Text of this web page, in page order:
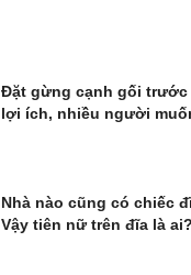
Đặt gừng cạnh gối
lợi ích, nhiều người
Nhà nào cũng có chiếc
Vậy tiên nữ trên đĩa là ai?